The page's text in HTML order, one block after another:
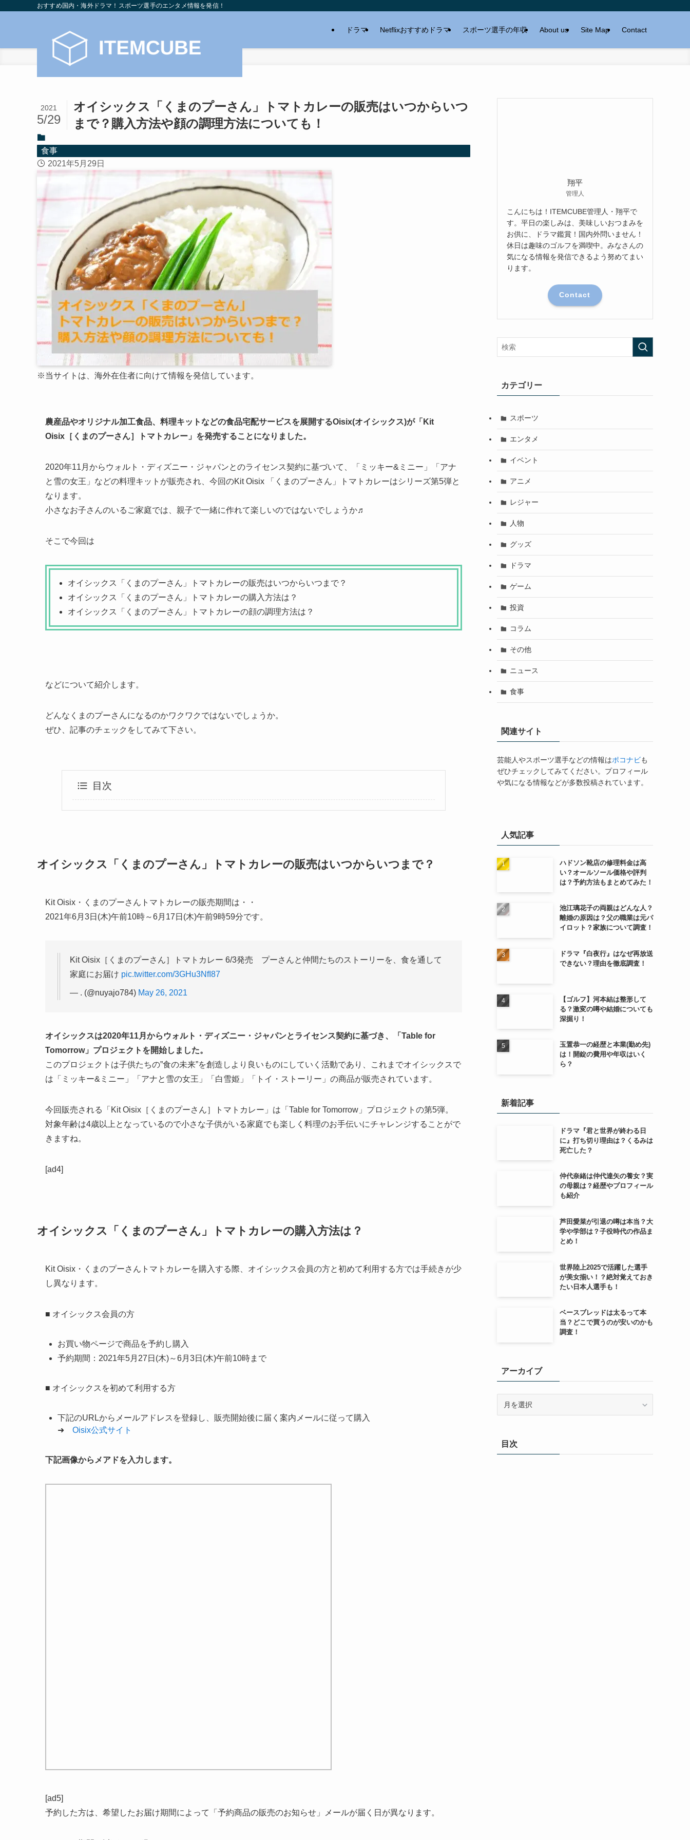
おすすめ国内・海外ドラマ！スポーツ選手のエンタメ情報を発信！
ドラマ Netflixおすすめドラマ スポーツ選手の年収 About us Site Map Contact
ホーム
オイシックス「くまのプーさん」トマトカレーの販売はいつからいつ
まで？購入方法や顔の調理方法についても！
2021
5/29
食事
2021年5月29日
※当サイトは、海外在住者に向けて情報を発信しています。
農産品やオリジナル加工食品、料理キットなどの食品宅配サービスを展開するOisix(オイシックス)が「Kit
Oisix［くまのプーさん］トマトカレー」を発売することになりました。
2020年11月からウォルト・ディズニー・ジャパンとのライセンス契約に基づいて、「ミッキー&ミニー」「アナ
と雪の女王」などの料理キットが販売され、今回のKit Oisix 「くまのプーさん」トマトカレーはシリーズ第5弾と
なります。
小さなお子さんのいるご家庭では、親子で一緒に作れて楽しいのではないでしょうか♬
そこで今回は
オイシックス「くまのプーさん」トマトカレーの販売はいつからいつまで？
オイシックス「くまのプーさん」トマトカレーの購入方法は？
オイシックス「くまのプーさん」トマトカレーの顔の調理方法は？
などについて紹介します。
どんなくまのプーさんになるのかワクワクではないでしょうか。
ぜひ、記事のチェックをしてみて下さい。
目次
オイシックス「くまのプーさん」トマトカレーの販売はいつからいつまで？
Kit Oisix・くまのプーさんトマトカレーの販売期間は・・
2021年6月3日(木)午前10時～6月17日(木)午前9時59分です。
Kit Oisix［くまのプーさん］トマトカレー 6/3発売 プーさんと仲間たちのストーリーを、食を通して
家庭にお届け pic.twitter.com/3GHu3NfI87
— . (@nuyajo784) May 26, 2021
オイシックスは2020年11月からウォルト・ディズニー・ジャパンとライセンス契約に基づき、「Table for
Tomorrow」プロジェクトを開始しました。
このプロジェクトは子供たちの”食の未来”を創造しより良いものにしていく活動であり、これまでオイシックスで
は「ミッキー&ミニー」「アナと雪の女王」「白雪姫」「トイ・ストーリー」の商品が販売されています。
今回販売される「Kit Oisix［くまのプーさん］トマトカレー」は「Table for Tomorrow」プロジェクトの第5弾。
対象年齢は4歳以上となっているので小さな子供がいる家庭でも楽しく料理のお手伝いにチャレンジすることがで
きますね。
[ad4]
オイシックス「くまのプーさん」トマトカレーの購入方法は？
Kit Oisix・くまのプーさんトマトカレーを購入する際、オイシックス会員の方と初めて利用する方では手続きが少
し異なります。
■ オイシックス会員の方
お買い物ページで商品を予約し購入
予約期間：2021年5月27日(木)～6月3日(木)午前10時まで
■ オイシックスを初めて利用する方
下記のURLからメールアドレスを登録し、販売開始後に届く案内メールに従って購入
➜ Oisix公式サイト
下記画像からメアドを入力します。
[ad5]
予約した方は、希望したお届け期間によって「予約商品の販売のお知らせ」メールが届く日が異なります。
翔平
管理人
こんにちは！ITEMCUBE管理人・翔平で
す。平日の楽しみは、美味しいおつまみを
お供に、ドラマ鑑賞！国内外問いません！
休日は趣味のゴルフを満喫中。みなさんの
気になる情報を発信できるよう努めてまい
ります。
Contact
カテゴリー
スポーツ
エンタメ
イベント
アニメ
レジャー
人物
グッズ
ドラマ
ゲーム
投資
コラム
その他
ニュース
食事
関連サイト
芸能人やスポーツ選手などの情報はポコナビも
ぜひチェックしてみてください。プロフィール
や気になる情報などが多数投稿されています。
人気記事
ハドソン靴店の修理料金は高
い？オールソール価格や評判
は？予約方法もまとめてみた！
池江璃花子の両親はどんな人？
離婚の原因は？父の職業は元パ
イロット？家族について調査！
ドラマ『白夜行』はなぜ再放送
できない？理由を徹底調査！
【ゴルフ】河本結は整形して
る？激変の噂や結婚についても
深掘り！
玉置恭一の経歴と本業(勤め先)
は！開錠の費用や年収はいく
ら？
新着記事
ドラマ『君と世界が終わる日
に』打ち切り理由は？くるみは
死亡した？
仲代奈緒は仲代達矢の養女？実
の母親は？経歴やプロフィール
も紹介
芦田愛菜が引退の噂は本当？大
学や学部は？子役時代の作品ま
とめ！
世界陸上2025で活躍した選手
が美女揃い！？絶対覚えておき
たい日本人選手も！
ベースブレッドは太るって本
当？どこで買うのが安いのかも
調査！
アーカイブ
ブ目次